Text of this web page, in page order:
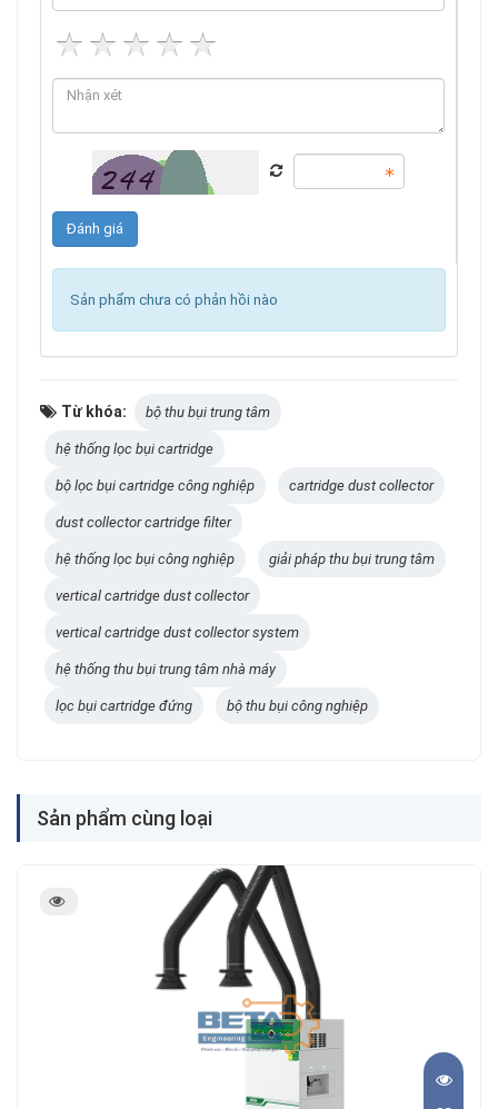
Sản phẩm chưa có phản hồi nào
Từ khóa: bộ thu bụi trung tâm
hệ thống lọc bụi cartridge
bộ lọc bụi cartridge công nghiệp cartridge dust collector
dust collector cartridge filter
hệ thống lọc bụi công nghiệp giải pháp thu bụi trung tâm
vertical cartridge dust collector
vertical cartridge dust collector system
hệ thống thu bụi trung tâm nhà máy
lọc bụi cartridge đứng bộ thu bụi công nghiệp
Sản phẩm cùng loại